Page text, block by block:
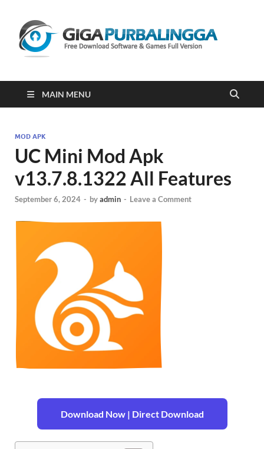
2023
MAIN MENU
MOD APK
UC Mini Mod Apk
v13.7.8.1322 All Features
September 6, 2024 - byadmin - Leave a Comment
Download Now | Direct Download